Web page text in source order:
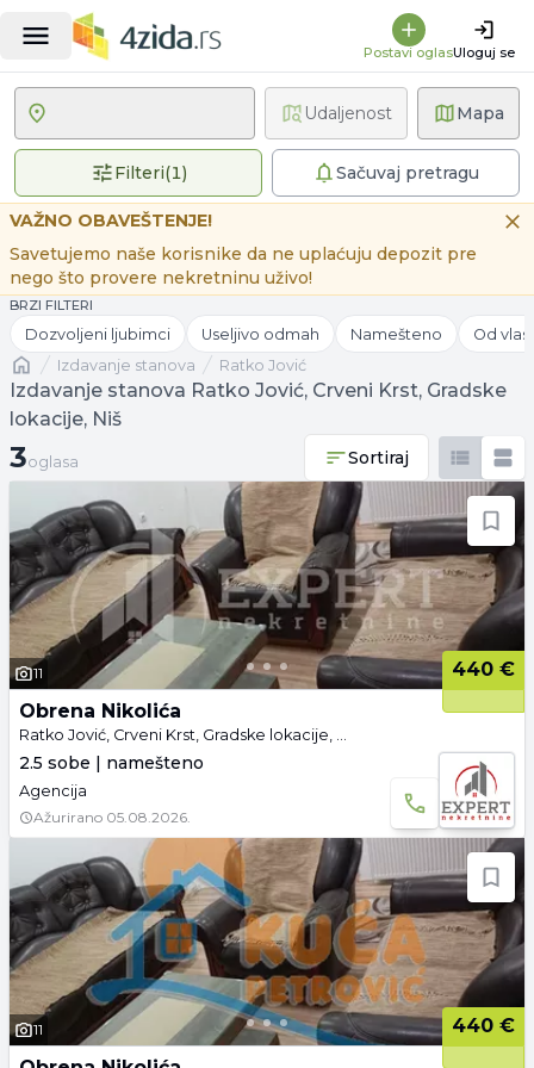
Postavi oglasUloguj se
Mapa
Filteri(1)1 primenjen filterSačuvaj pretragu
Udaljenost
VAŽNO OBAVEŠTENJE!
Savetujemo naše korisnike da ne uplaćuju depozit pre
nego što provere nekretninu uživo!
BRZI FILTERI
Dozvoljeni ljubimci Useljivo odmah Namešteno Od
Naslovnaizdavanje stanova Ratko Jović
Izdavanje stanova Ratko Jović, Crveni Krst, Gradske
lokacije, Niš
3 oglasa
3oglasa Sortiraj
11
440 €
Obrena Nikolića
Ratko Jović, Crveni Krst, Gradske lokacije, Niš
2.5 sobe | namešteno
Agencija
Ažurirano 05.08.2026.
11
440 €